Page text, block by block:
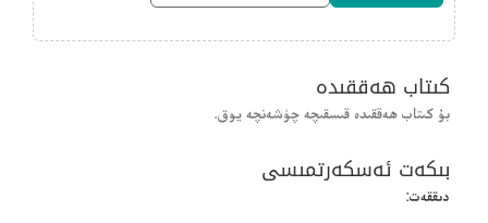
كىتاب ھەققىدە
بۇ كىتاب ھەققىدە قىسقىچە چۈشەنچە يوق.
بىكەت ئەسكەرتمىسى
دىققەت: